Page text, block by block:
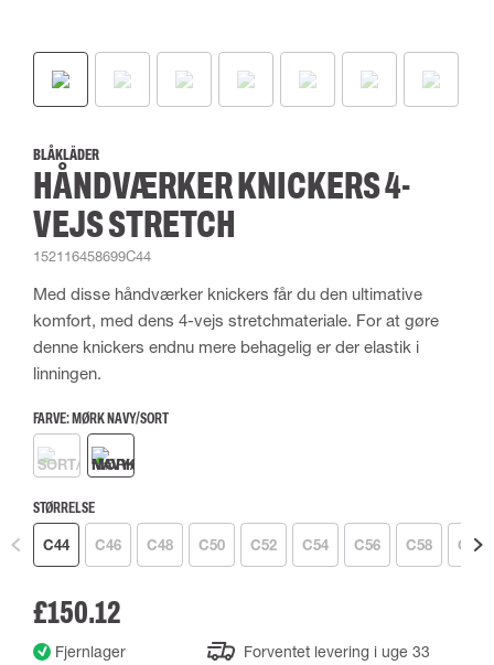
BLÅKLÄDER
HÅNDVÆRKER KNICKERS 4-
VEJS STRETCH
152116458699C44
Med disse håndværker knickers får du den ultimative
komfort, med dens 4-vejs stretchmateriale. For at gøre
denne knickers endnu mere behagelig er der elastik i
linningen.
FARVE: MØRK NAVY/SORT
STØRRELSE
C44 C46 C48 C50 C52 C54 C56 C58 C60
£150.12
Fjernlager Forventet levering i uge 33